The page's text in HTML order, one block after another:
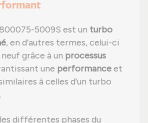
5009S est un turbo
, en d'autres termes, celui-ci
grâce à un processus
une performanceet
à celles d'un turbo
différentes phases du